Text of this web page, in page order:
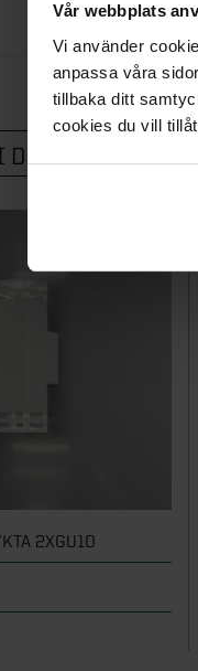
Vår webbplats
Vi använder
anpassa våra
tillbaka ditt
cookies du vill
KATEGORI
2XGU10